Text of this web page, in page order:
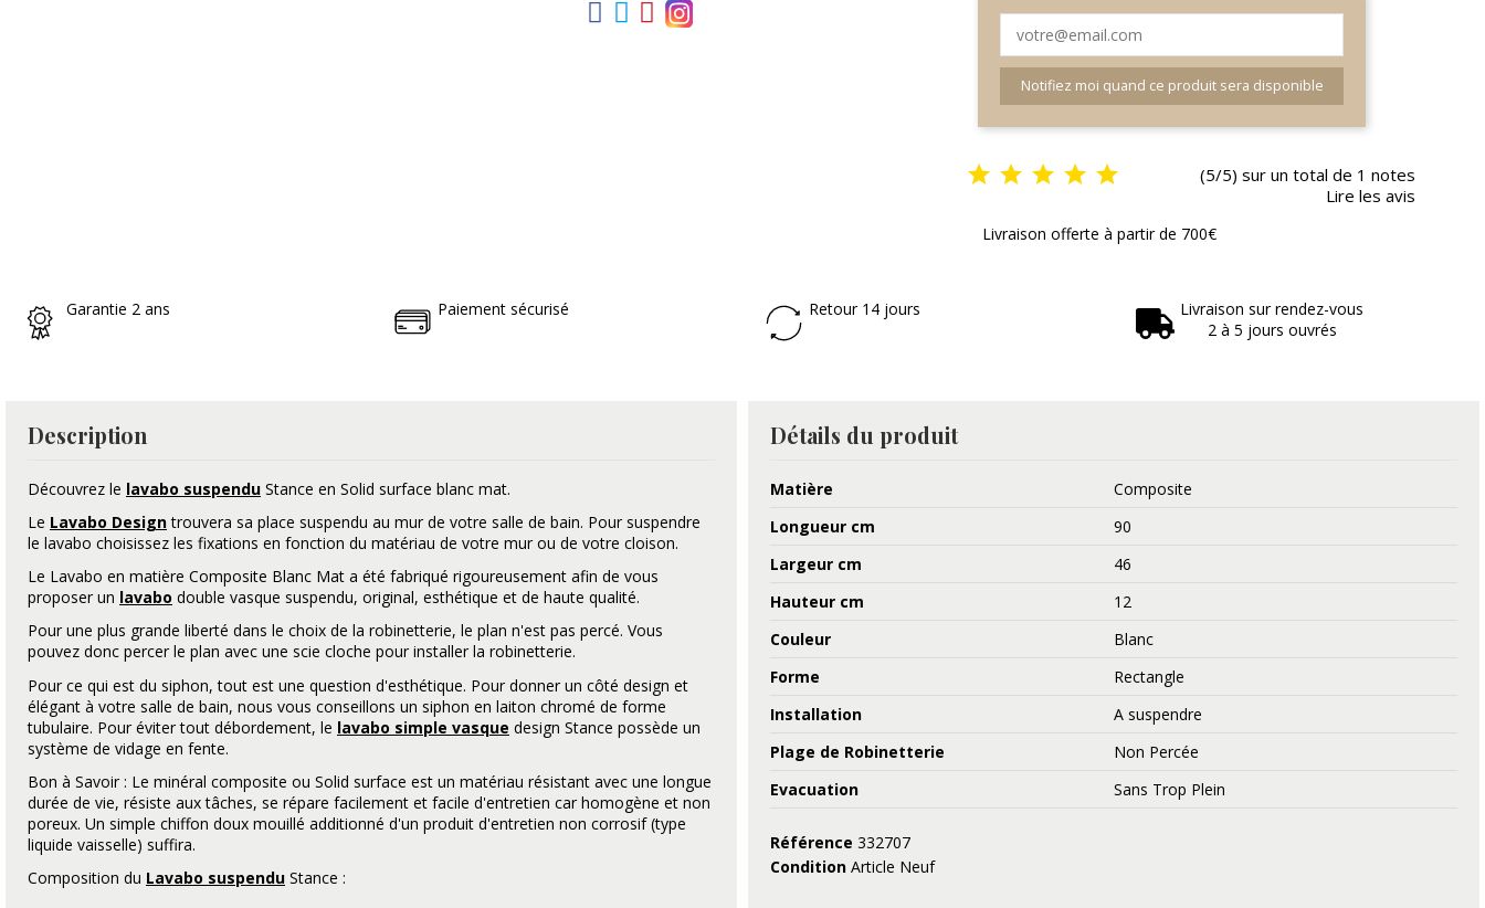
Notifiez moi quand ce produit sera disponible
(5/5) sur un total de 1 notes
Lire les avis
Livraison offerte à partir de 700€
Garantie 2 ans Paiement sécurisé Retour 14 jours
Livraison sur rendez-vous
2 à 5 jours ouvrés
Description
Découvrez le lavabo suspendu Stance en Solid surface blanc mat.
Le Lavabo Designtrouvera sa place suspendu au mur de votre salle de bain. Pour suspendre
le lavabo choisissez les fixations en fonction du matériau de votre mur ou de votre cloison.
Le Lavabo en matière Composite Blanc Mat a été fabriqué rigoureusement afin de vous
proposer un lavabo double vasque suspendu, original, esthétique et de haute qualité.
Pour une plus grande liberté dans le choix de la robinetterie, le plan n'est pas percé. Vous
pouvez donc percer le plan avec une scie cloche pour installer la robinetterie.
Pour ce qui est du siphon, tout est une question d'esthétique. Pour donner un côté design et
élégant à votre salle de bain, nous vous conseillons un siphon en laiton chromé de forme
tubulaire. Pour éviter tout débordement, le lavabo simple vasque design Stance possède un
système de vidage en fente.
Bon à Savoir : Le minéral composite ou Solid surface est un matériau résistant avec une longue
durée de vie, résiste aux tâches, se répare facilement et facile d'entretien car homogène et non
poreux. Un simple chiffon doux mouillé additionné d'un produit d'entretien non corrosif (type
liquide vaisselle) suffira.
Composition du Lavabo suspendu Stance :
Détails du produit
Matière
Composite
Longueur cm
90
Largeur cm
46
Hauteur cm
12
Couleur
Blanc
Forme
Rectangle
Installation
A suspendre
Plage de Robinetterie
Non Percée
Evacuation
Sans Trop Plein
Référence 332707
Condition Article Neuf